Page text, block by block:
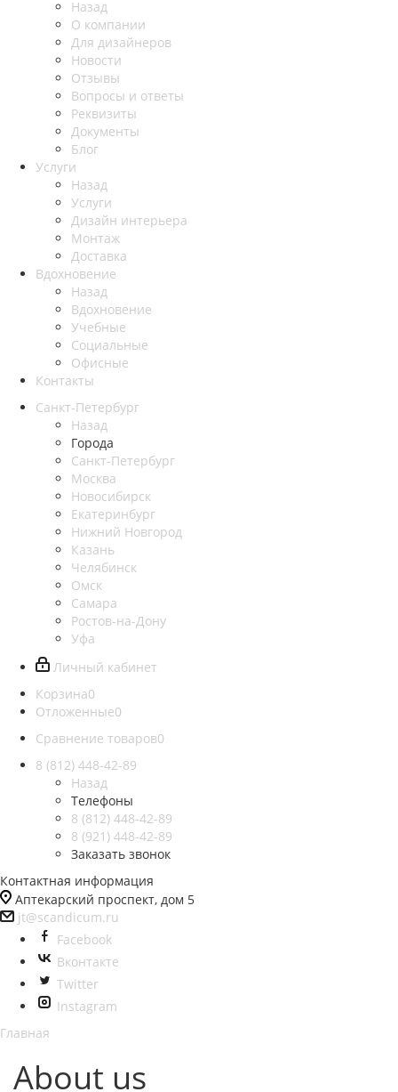
Назад
О компании
Для дизайнеров
Новости
Отзывы
Вопросы и ответы
Реквизиты
Документы
Блог
Услуги
Назад
Услуги
Дизайн интерьера
Монтаж
Доставка
Вдохновение
Назад
Вдохновение
Учебные
Социальные
Офисные
Контакты
Санкт-Петербург
Назад
Города
Санкт-Петербург
Москва
Новосибирск
Екатеринбург
Нижний Новгород
Казань
Челябинск
Омск
Самара
Ростов-на-Дону
Уфа
Личный кабинет
Корзина0
Отложенные0
Сравнение товаров0
8 (812) 448-42-89
Назад
Телефоны
8 (812) 448-42-89
8 (921) 448-42-89
Заказать звонок
Контактная информация
Аптекарский проспект, дом 5
jt@scandicum.ru
Facebook
Вконтакте
Twitter
Instagram
Главная
About us